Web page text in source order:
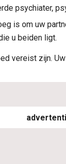
psychiater,
is om uw
u beiden ligt.
vereist zijn.